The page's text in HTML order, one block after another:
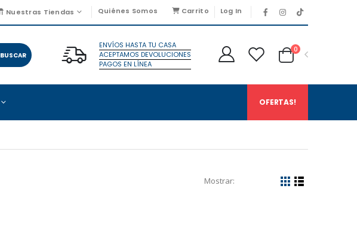
Nuestras Tiendas Quiénes Somos Carrito Log In
BUSCAR
ENVÍOS HASTA TU CASA
ACEPTAMOS DEVOLUCIONES
PAGOS EN LÍNEA
0
OFERTAS!
Mostrar: